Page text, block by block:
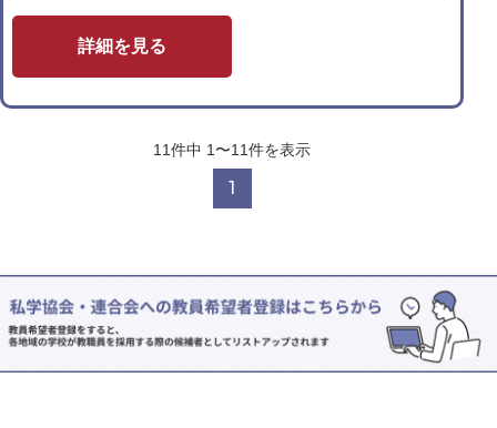
詳細を見る
11件中 1〜11件を表示
1